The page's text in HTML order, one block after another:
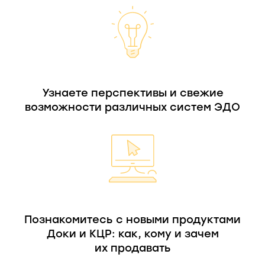
Узнаете перспективы и свежие
возможности различных систем ЭДО
Познакомитесь с новыми продуктами
Доки и КЦР: как, кому и зачем
их продавать